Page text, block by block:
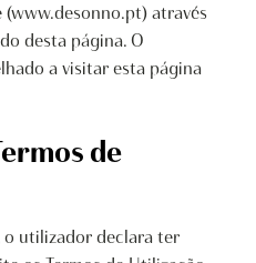
através
desta página. O
a visitar esta página
de
o utilizador declara ter